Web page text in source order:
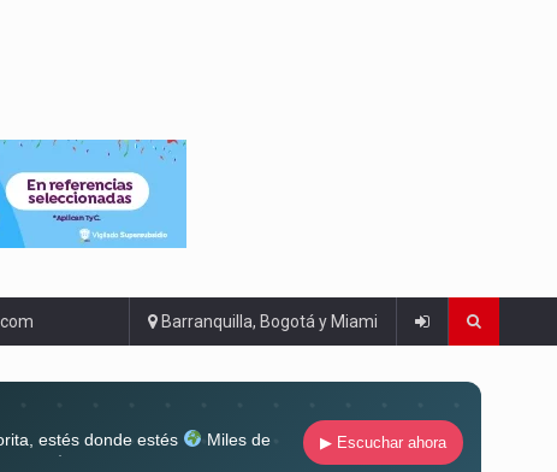
Barranquilla, Bogotá y Miami
estés donde estés
Miles de
▶ Escuchar ahora